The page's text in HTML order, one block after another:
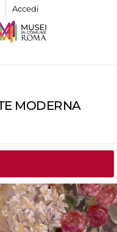
Accedi
MODERNA